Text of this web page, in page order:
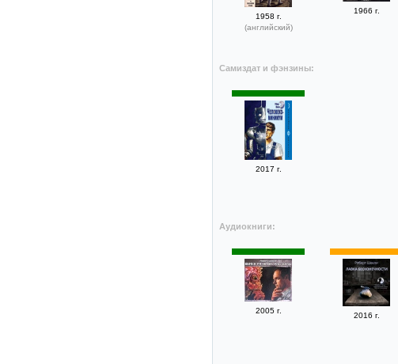
1958 г.
(английский)
1966 г.
Самиздат и фэнзины:
2017 г.
Аудиокниги:
2005 г.
2016 г.